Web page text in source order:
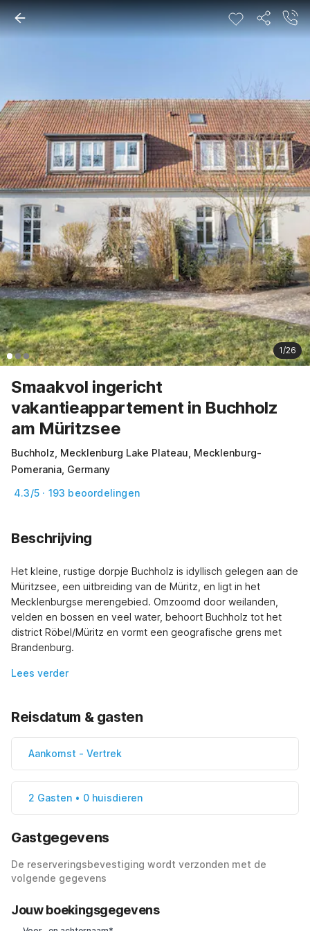
1/26
Smaakvol ingericht
vakantieappartement in Buchholz
am Müritzsee
Buchholz, Mecklenburg Lake Plateau, Mecklenburg-
Pomerania, Germany
4.3/5 · 193 beoordelingen
Beschrijving
Het kleine, rustige dorpje Buchholz is idyllisch gelegen aan de
Müritzsee, een uitbreiding van de Müritz, en ligt in het
Mecklenburgse merengebied. Omzoomd door weilanden,
velden en bossen en veel water, behoort Buchholz tot het
district Röbel/Müritz en vormt een geografische grens met
Brandenburg.
Lees verder
Reisdatum & gasten
Aankomst - Vertrek
2 Gasten • 0 huisdieren
Gastgegevens
De reserveringsbevestiging wordt verzonden met de
volgende gegevens
Jouw boekingsgegevens